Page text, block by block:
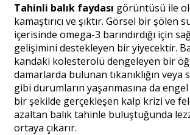
Tahinli balık faydası görüntüsü ile
kamaştırıcı ve şıktır. Görsel bir şölen
içerisinde omega-3 barındırdığı için
gelişimini destekleyen bir yiyecektir.
kandaki kolesterolü dengeleyen bir
damarlarda bulunan tıkanıklığın veya
gibi durumların yaşanmasına da engel
bir şekilde gerçekleşen kalp krizi ve
azaltan balık tahinle buluştuğunda
ortaya çıkarır.